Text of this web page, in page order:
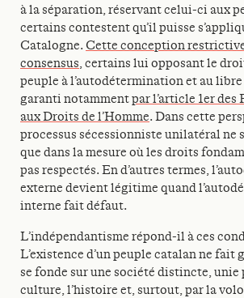
à la séparation, réservant celui-ci aux
certains contestent qu’il puisse
Catalogne. Cette conception
consensus, certains lui opposant le
peuple à l’autodétermination et au
garanti notammentpar l’article 1er des
aux Droits de l’Homme. Dans cette
processus sécessionniste unilatéral ne
que dans la mesure où les droits
pas respectés. En d’autres termes,
externe devient légitime quand
interne fait défaut.
L’indépendantisme répond-il à ces
L’existence d’un peuple catalan ne fait
se fonde sur une société distincte, unie
culture, l’histoire et, surtout, par la